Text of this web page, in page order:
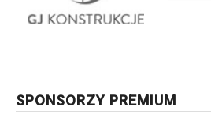
SPONSORZY PREMIUM